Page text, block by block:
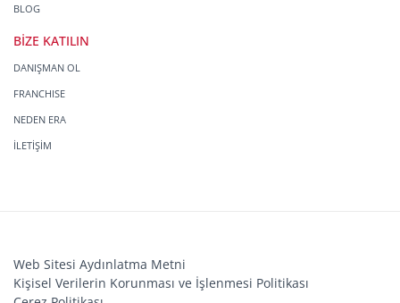
BLOG
BİZE KATILIN
DANIŞMAN OL
FRANCHISE
NEDEN ERA
İLETİŞİM
Web Sitesi Aydınlatma Metni
Kişisel Verilerin Korunması ve İşlenmesi Politikası